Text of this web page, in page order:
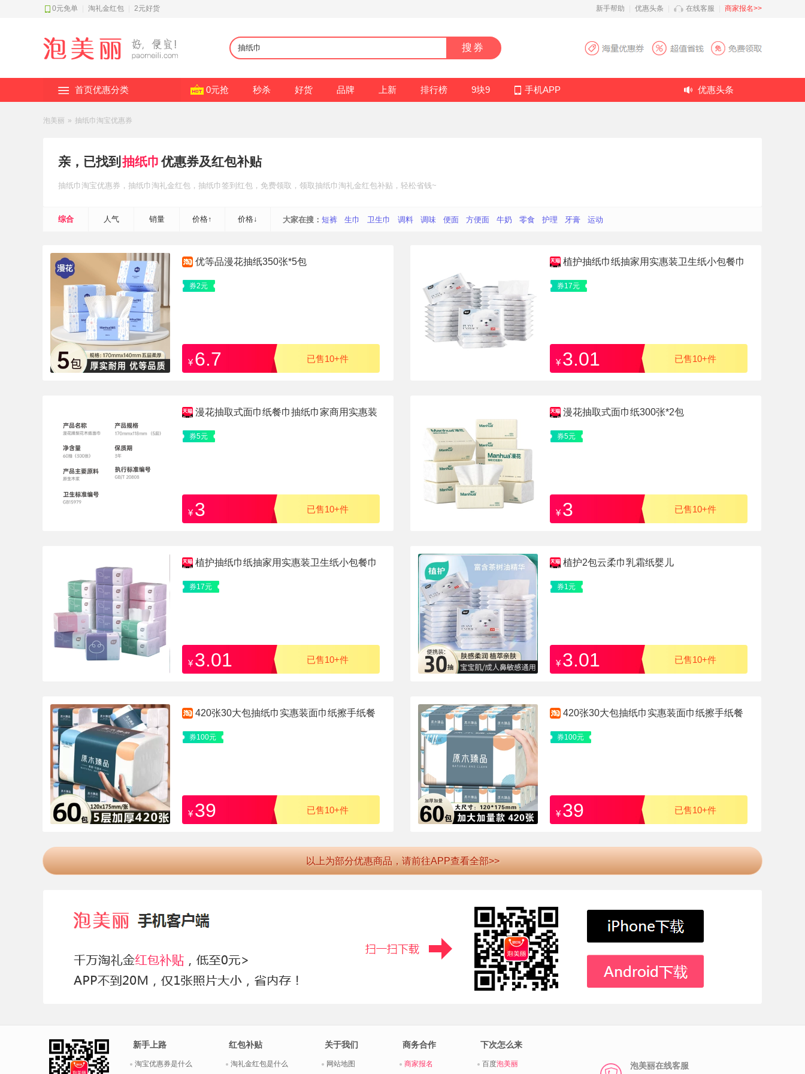
0元免单 淘礼金红包 2元好货 新手帮助 优惠头条 在线客服 商家报名>>
搜券
首页优惠分类 0元抢 秒杀 好货 品牌 上新 排行榜 9块9 手机APP 优惠头条
泡美丽 » 抽纸巾淘宝优惠券
亲，已找到 抽纸巾 优惠券及红包补贴
抽纸巾 淘宝优惠券 ，抽纸巾 淘礼金红包 ，抽纸巾 签到红包 ，免费领取，领取抽纸巾 淘礼金红包补贴 ，轻松省钱~
综合 人气 销量 价格↑ 价格↓ 大家在搜： 短裤 生巾 卫生巾 调料 调味 便面 方便面 牛奶 零食 护理 牙膏 运动
优等品漫花抽纸350张*5包
券2元
¥ 6.7 已售10+件
植护抽纸巾纸抽家用实惠装卫生纸小包餐巾
纸宝宝擦手用纸
券17元
¥ 3.01 已售10+件
漫花抽取式面巾纸餐巾抽纸巾家商用实惠装
卫生纸巾厕纸可擦手JJ
券5元
¥ 3 已售10+件
漫花抽取式面巾纸300张*2包
券5元
¥ 3 已售10+件
植护抽纸巾纸抽家用实惠装卫生纸小包餐巾
纸宝宝擦手用纸
券17元
¥ 3.01 已售10+件
植护2包云柔巾乳霜纸婴儿
券1元
¥ 3.01 已售10+件
420张30大包抽纸巾实惠装面巾纸擦手纸餐
巾纸卫生纸
券100元
¥ 39 已售10+件
420张30大包抽纸巾实惠装面巾纸擦手纸餐
巾纸卫生纸
券100元
¥ 39 已售10+件
以上为部分优惠商品，请前往APP查看全部>>
新手上路
淘宝优惠券是什么
红包补贴
淘礼金红包是什么
关于我们
网站地图
商务合作
商家报名
下次怎么来
百度泡美丽 泡美丽在线客服